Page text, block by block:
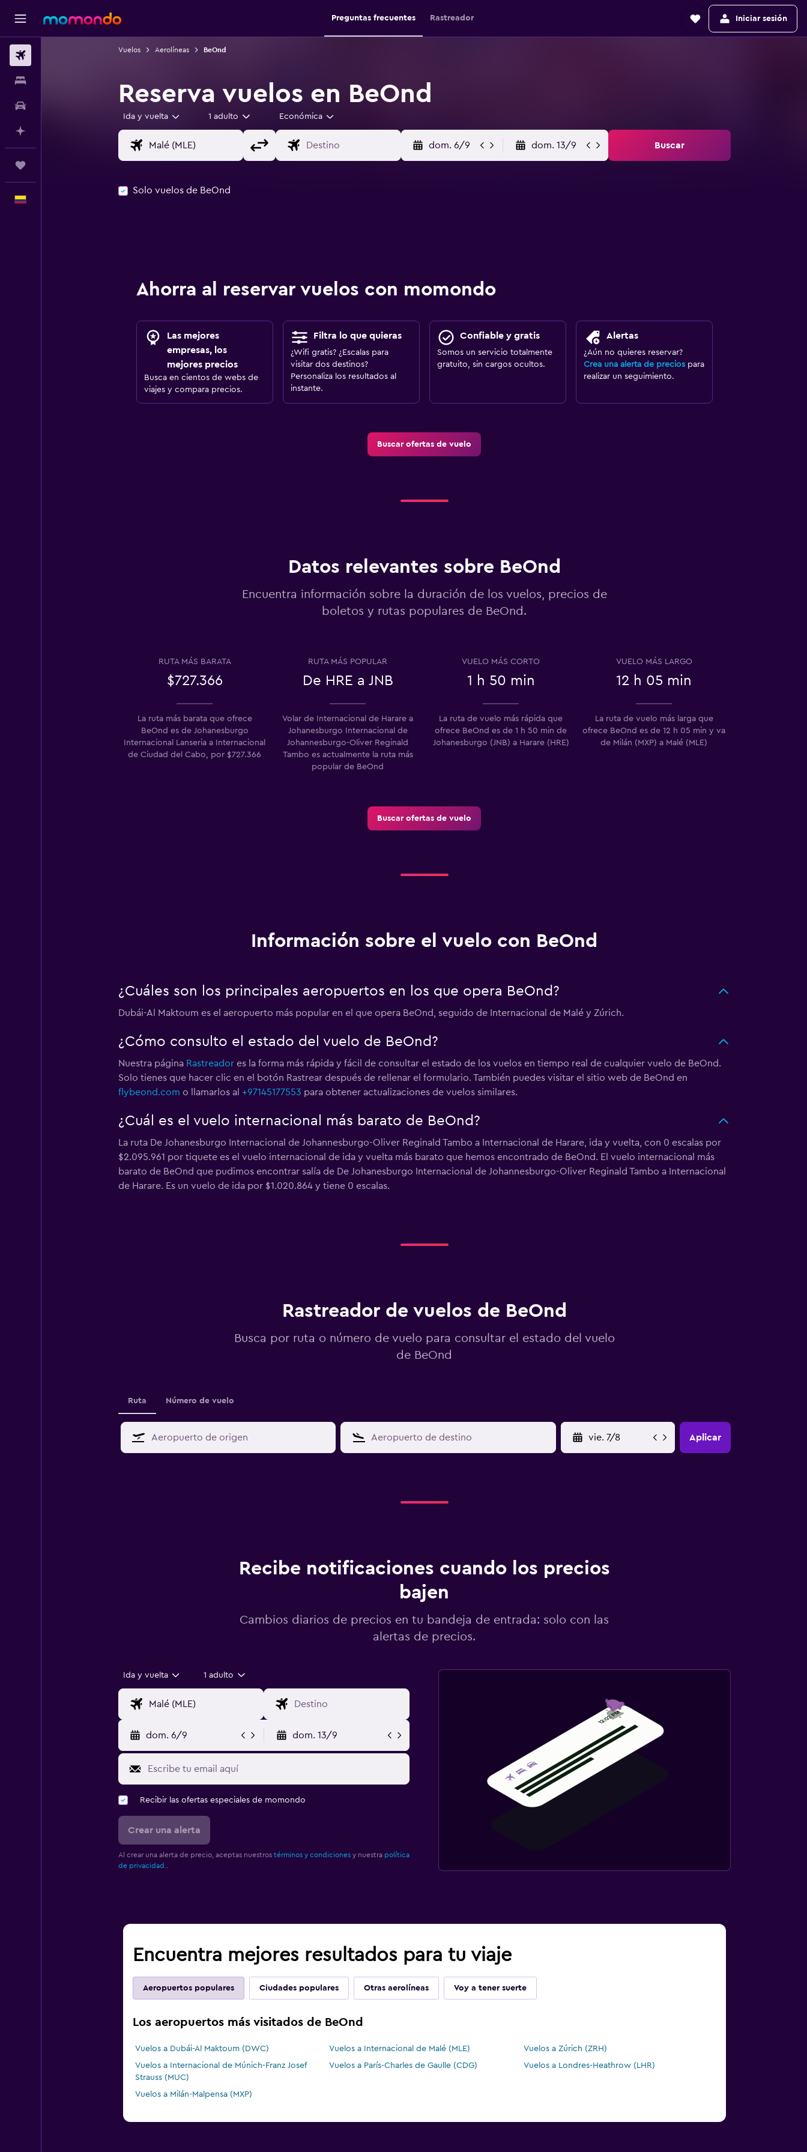
Preguntas frecuentes Rastreador Iniciar sesión
Vuelos Aerolíneas BeOnd
Reserva vuelos en BeOnd
Ida y vuelta 1 adulto Económica
dom. 6/9 dom. 13/9 Buscar
Solo vuelos de BeOnd
Ahorra al reservar vuelos con momondo
Las mejores
empresas, los
mejores precios
Busca en cientos de webs de
viajes y compara precios.
Filtra lo que quieras
¿Wifi gratis? ¿Escalas para
visitar dos destinos?
Personaliza los resultados al
instante.
Confiable y gratis
Somos un servicio totalmente
gratuito, sin cargos ocultos.
Alertas
¿Aún no quieres reservar?
Crea una alerta de preciospara
realizar un seguimiento.
Buscar ofertas de vuelo
Datos relevantes sobre BeOnd
Encuentra información sobre la duración de los vuelos, precios de
boletos y rutas populares de BeOnd.
RUTA MÁS BARATA
$727.366
RUTA MÁS POPULAR
De HRE a JNB
VUELO MÁS CORTO
1 h 50 min
VUELO MÁS LARGO
12 h 05 min
La ruta más barata que ofrece
BeOnd es de Johanesburgo
Internacional Lanseria a Internacional
de Ciudad del Cabo, por $727.366
Volar de Internacional de Harare a
Johanesburgo Internacional de
Johannesburgo-Oliver Reginald
Tambo es actualmente la ruta más
popular de BeOnd
La ruta de vuelo más rápida que
ofrece BeOnd es de 1 h 50 min de
Johanesburgo (JNB) a Harare (HRE)
La ruta de vuelo más larga que
ofrece BeOnd es de 12 h 05 min y va
de Milán (MXP) a Malé (MLE)
Buscar ofertas de vuelo
Información sobre el vuelo con BeOnd
¿Cuáles son los principales aeropuertos en los que opera BeOnd?
Dubái-Al Maktoum es el aeropuerto más popular en el que opera BeOnd, seguido de Internacional de Malé y Zúrich.
¿Cómo consulto el estado del vuelo de BeOnd?
Nuestra página Rastreadores la forma más rápida y fácil de consultar el estado de los vuelos en tiempo real de cualquier vuelo de BeOnd.
Solo tienes que hacer clic en el botón Rastrear después de rellenar el formulario. También puedes visitar el sitio web de BeOnd en
flybeond.com o llamarlos al +97145177553 para obtener actualizaciones de vuelos similares.
¿Cuál es el vuelo internacional más barato de BeOnd?
La ruta De Johanesburgo Internacional de Johannesburgo-Oliver Reginald Tambo a Internacional de Harare, ida y vuelta, con 0 escalas por
$2.095.961 por tiquete es el vuelo internacional de ida y vuelta más barato que hemos encontrado de BeOnd. El vuelo internacional más
barato de BeOnd que pudimos encontrar salía de De Johanesburgo Internacional de Johannesburgo-Oliver Reginald Tambo a Internacional
de Harare. Es un vuelo de ida por $1.020.864 y tiene 0 escalas.
Rastreador de vuelos de BeOnd
Busca por ruta o número de vuelo para consultar el estado del vuelo
de BeOnd
Ruta Número de vuelo
Aplicar
Recibe notificaciones cuando los precios
bajen
Cambios diarios de precios en tu bandeja de entrada: solo con las
alertas de precios.
Ida y vuelta 1 adulto
dom. 6/9 dom. 13/9
Recibir las ofertas especiales de momondo
Crear una alerta
Al crear una alerta de precio, aceptas nuestros términos y condicionesy nuestra política
de privacidad.
Encuentra mejores resultados para tu viaje
Aeropuertos populares Ciudades populares Otras aerolíneas Voy a tener suerte
Los aeropuertos más visitados de BeOnd
Vuelos a Dubái-Al Maktoum (DWC) Vuelos a Internacional de Malé (MLE)
Vuelos a Zúrich (ZRH)
Vuelos a Internacional de Múnich-Franz Josef
Strauss (MUC)
Vuelos a París-Charles de Gaulle (CDG) Vuelos a Londres-Heathrow (LHR)
Vuelos a Milán-Malpensa (MXP)